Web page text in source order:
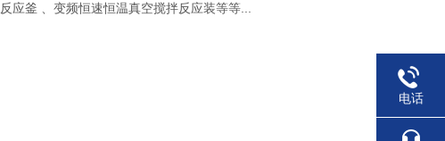
应釜 、变频恒速恒温真空搅拌反应装等等...
电话